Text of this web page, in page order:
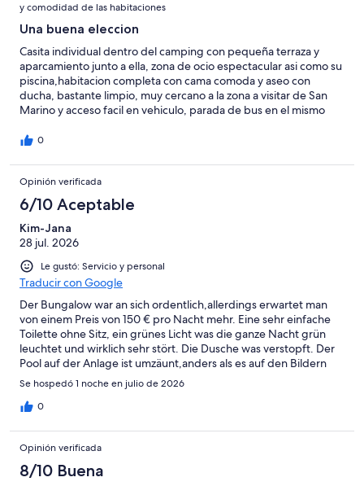
y comodidad de las habitaciones
Una buena eleccion
Casita individual dentro del camping con pequeña terraza y
aparcamiento junto a ella, zona de ocio espectacular asi como su
piscina,habitacion completa con cama comoda y aseo con
ducha, bastante limpio, muy cercano a la zona a visitar de San
Marino y acceso facil en vehiculo, parada de bus en el mismo
0
Opinión verificada
6/10 Aceptable
Kim-Jana
28 jul. 2026
Le gustó: Servicio y personal
Traducir con Google
Der Bungalow war an sich ordentlich,allerdings erwartet man
von einem Preis von 150 € pro Nacht mehr. Eine sehr einfache
Toilette ohne Sitz, ein grünes Licht was die ganze Nacht grün
leuchtet und wirklich sehr stört. Die Dusche was verstopft. Der
Pool auf der Anlage ist umzäunt,anders als es auf den Bildern
gezeigt wird. Die Preise an der Bar relativ hochpreisig. Im
gesamten Pool herrscht Badekappenpflicht,diese Badekappen
kann man dort für 2 € kaufen. Auch bei warmen Temperaturen
Se hospedó 1 noche en julio de 2026
0
Opinión verificada
8/10 Buena